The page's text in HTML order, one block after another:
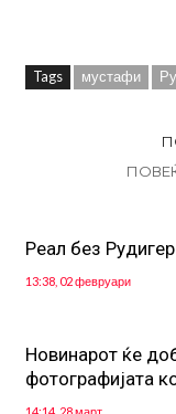
Tags мустафи
Реал без
13:38, 02 февруари
Новинарот ќе
фотографијата